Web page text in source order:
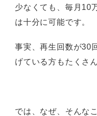
少なくても、毎月10
は十分に可能です。
事実、再生回数が30
げている方もたくさ
では、なぜ、そんな